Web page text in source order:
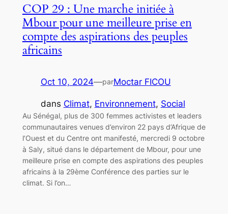
COP 29 : Une marche initiée à
Mbour pour une meilleure prise en
compte des aspirations des peuples
africains
Oct 10, 2024—parMoctar FICOU
dans Climat, Environnement, Social
Au Sénégal, plus de 300 femmes activistes et leaders
communautaires venues d’environ 22 pays d’Afrique de
l’Ouest et du Centre ont manifesté, mercredi 9 octobre
à Saly, situé dans le département de Mbour, pour une
meilleure prise en compte des aspirations des peuples
africains à la 29ème Conférence des parties sur le
climat. Si l’on…